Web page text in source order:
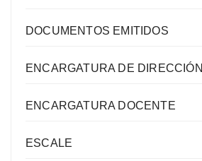
DOCUMENTOS EMITIDOS
ENCARGATURA DE DIRECCIÓN
ENCARGATURA DOCENTE
ESCALE